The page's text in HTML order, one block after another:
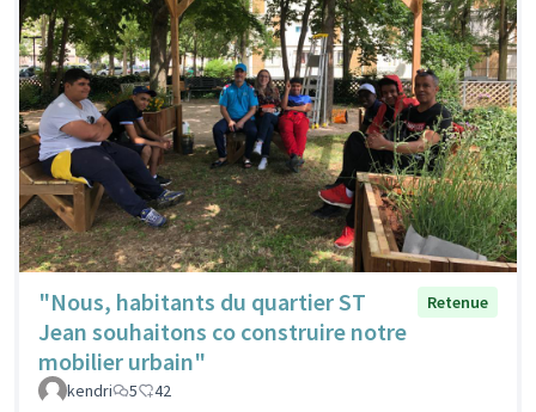
"Nous, habitants du quartier ST
Jean souhaitons co construire notre
mobilier urbain"
Retenue
kendri 5 42